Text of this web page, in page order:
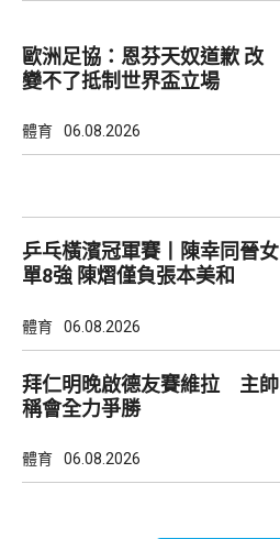
歐洲足協：恩芬天奴道歉 改
變不了抵制世界盃立場
體育 06.08.2026
乒乓橫濱冠軍賽丨陳幸同晉女
單8強 陳熠僅負張本美和
體育 06.08.2026
拜仁明晚啟德友賽維拉 主帥
稱會全力爭勝
體育 06.08.2026